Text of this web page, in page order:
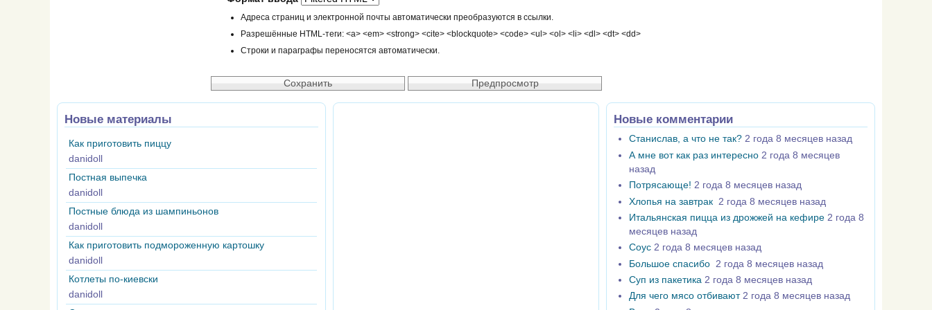
Адреса страниц и электронной почты автоматически преобразуются в ссылки.
Разрешённые HTML-теги: <a> <em> <strong> <cite> <blockquote> <code> <ul> <ol> <li> <dl> <dt> <dd>
Строки и параграфы переносятся автоматически.
Новые материалы
Как приготовить пиццу
danidoll
Постная выпечка
danidoll
Постные блюда из шампиньонов
danidoll
Как приготовить подмороженную картошку
danidoll
Котлеты по-киевски
danidoll
Новые комментарии
Станислав, а что не так? 2 года 8 месяцев назад
А мне вот как раз интересно 2 года 8 месяцев
назад
Потрясающе! 2 года 8 месяцев назад
Хлопья на завтрак 2 года 8 месяцев назад
Итальянская пицца из дрожжей на кефире 2 года 8
месяцев назад
Соус 2 года 8 месяцев назад
Большое спасибо 2 года 8 месяцев назад
Суп из пакетика 2 года 8 месяцев назад
Для чего мясо отбивают 2 года 8 месяцев назад